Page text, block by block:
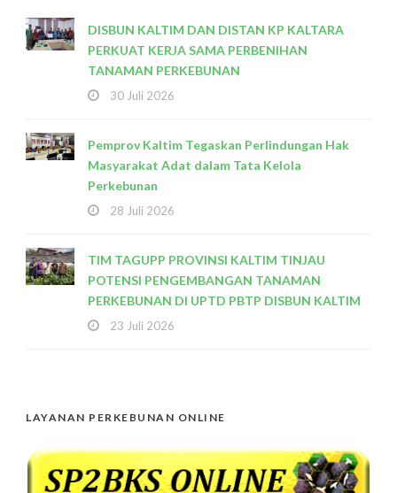
DISBUN KALTIM DAN DISTAN KP KALTARA
PERKUAT KERJA SAMA PERBENIHAN
TANAMAN PERKEBUNAN
30 Juli 2026
Pemprov Kaltim Tegaskan Perlindungan Hak
Masyarakat Adat dalam Tata Kelola
Perkebunan
28 Juli 2026
TIM TAGUPP PROVINSI KALTIM TINJAU
POTENSI PENGEMBANGAN TANAMAN
PERKEBUNAN DI UPTD PBTP DISBUN KALTIM
23 Juli 2026
LAYANAN PERKEBUNAN ONLINE